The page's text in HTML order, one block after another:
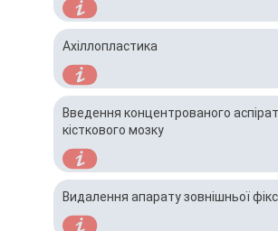
Ахіллопластика
Введення концентрованого
кісткового мозку
Видалення апарату зовнішньої